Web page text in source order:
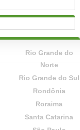
Rio Grande do
Norte
Rio Grande do Sul
Rondônia
Roraima
Santa Catarina